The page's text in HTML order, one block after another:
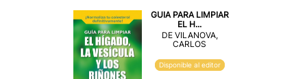
GUIA PARA LIMPIAR
EL H...
DE VILANOVA,
CARLOS
Disponible al editor